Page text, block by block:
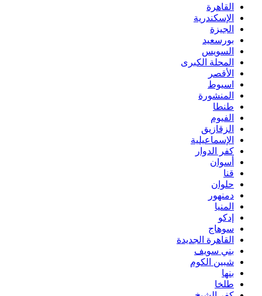
القاهرة
الإسكندرية
الجيزة
بورسعيد
السويس
المحلة الكبرى
الأقصر
اسيوط
المنشورة
طنطا
الفيوم
الزقازيق
الإسماعيلية
كفر الدوار
أسوان
قنا
حلوان
دمنهور
المنيا
إدكو
سوهاج
القاهرة الجديدة
بني سويف
شبين الكوم
بنها
طلخا